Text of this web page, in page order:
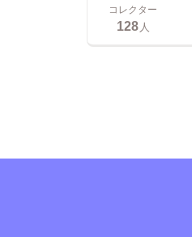
コレクター
128人